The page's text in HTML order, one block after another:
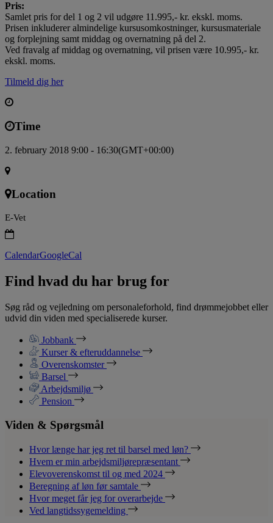
Pris:
Samlet pris for del 1 og 2 vil udgøre 11.995,- kr. ekskl. moms.
Prisen inkluderer almindelige kursusomkostninger, kursusmateriale
og forplejning samt middag og overnatning på del 2.
Ved fravalg af middag og overnatning, vil prisen være 10.995,- kr.
ekskl. moms.
Tilmeld dig her
Time
2. february 2018 9:00 - 16:30(GMT+00:00)
Location
E-Vet
CalendarGoogleCal
Find hvad du har brug for
Søg råd og vejledning om personaleforhold, find drømmejobbet eller
udvid din viden med specialiserede kurser.
Jobbank
Kurser & efteruddannelse
Overenskomster
Barsel
Arbejdsmiljø
Pension
Viden & Spørgsmål
Hvor længe har jeg ret til barsel med løn?
Hvem er min arbejdsmiljørepræsentant
Elevoverenskomst til og med 2024
Beregning af løn før samtale
Hvor meget får jeg for overarbejde
Ved langtidssygemelding